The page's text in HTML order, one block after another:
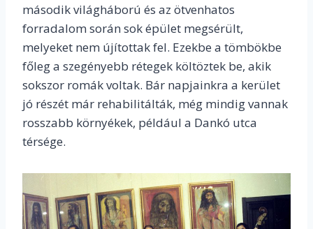
második világháború és az ötvenhatos
forradalom során sok épület megsérült,
melyeket nem újítottak fel. Ezekbe a tömbökbe
főleg a szegényebb rétegek költöztek be, akik
sokszor romák voltak. Bár napjainkra a kerület
jó részét már rehabilitálták, még mindig vannak
rosszabb környékek, például a Dankó utca
térsége.